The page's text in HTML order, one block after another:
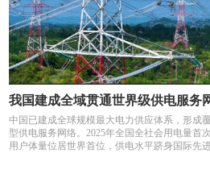
我国建成全域贯通世界级供电服务
中国已建成全球规模最大电力供应体系，形成
型供电服务网络。2025年全国全社会用电量首
用户体量位居世界首位，供电水平跻身国际先进